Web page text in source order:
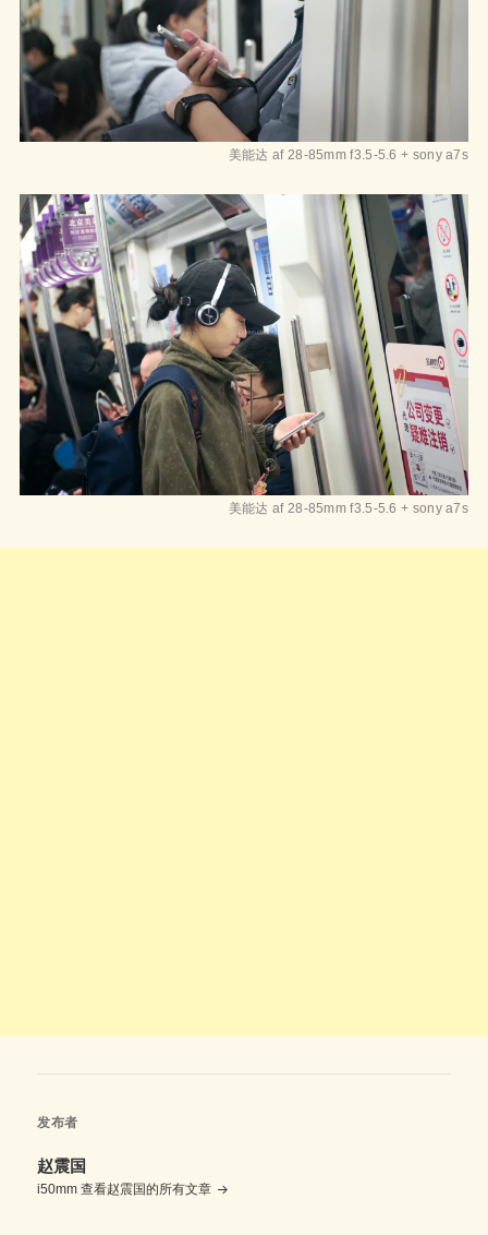
美能达 af 28-85mm f3.5-5.6 + sony a7s
美能达 af 28-85mm f3.5-5.6 + sony a7s
发布者
赵震国
i50mm查看赵震国的所有文章